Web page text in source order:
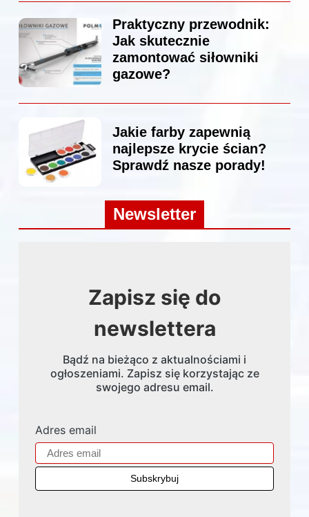
Praktyczny przewodnik:
Jak skutecznie
zamontować siłowniki
gazowe?
Jakie farby zapewnią
najlepsze krycie ścian?
Sprawdź nasze porady!
Newsletter
Zapisz się do
newslettera
Bądź na bieżąco z aktualnościami i
ogłoszeniami. Zapisz się korzystając ze
swojego adresu email.
Adres email